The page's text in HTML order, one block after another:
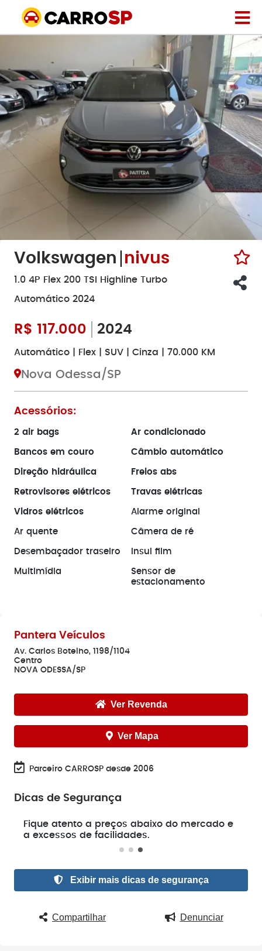
Volkswagen nivus
1.0 4P Flex 200 TSI Highline Turbo
Automático 2024
R$ 117.000 2024
Automático | Flex | SUV | Cinza | 70.000 KM
Nova Odessa/SP
Acessórios:
2 air bags Ar condicionado
Bancos em couro Câmbio automático
Direção hidráulica Freios abs
Retrovisores elétricos Travas elétricas
Vidros elétricos Alarme original
Ar quente Câmera de ré
Desembaçador traseiro Insul film
Multimídia
Sensor de
estacionamento
Pantera Veículos
Av. Carlos Botelho, 1198/1104
Centro
NOVA ODESSA/SP
Ver Revenda
Ver Mapa
Parceiro CARROSP desde 2006
Dicas de Segurança
Fique atento a preços abaixo do mercado e
a excessos de facilidades.
Exibir mais dicas de segurança
Compartilhar Denunciar